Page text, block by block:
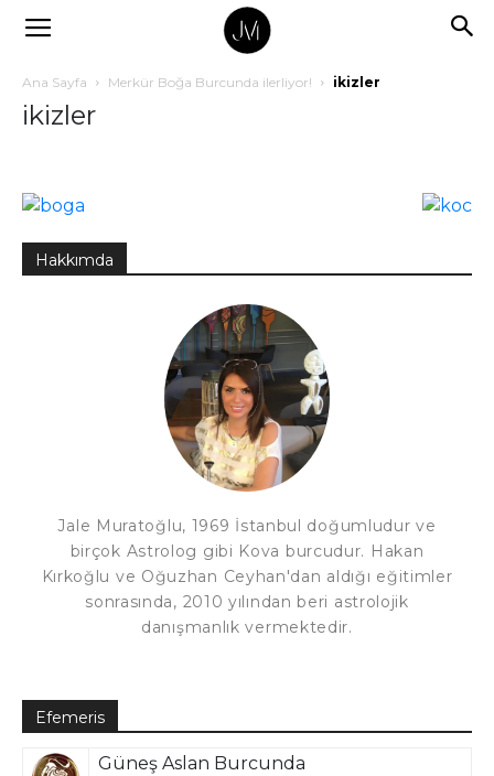
Ana Sayfa Merkür Boğa Burcunda ilerliyor! ikizler
ikizler
Hakkımda
Jale Muratoğlu, 1969 İstanbul doğumludur ve
birçok Astrolog gibi Kova burcudur. Hakan
Kırkoğlu ve Oğuzhan Ceyhan'dan aldığı eğitimler
sonrasında, 2010 yılından beri astrolojik
danışmanlık vermektedir.
Efemeris
Güneş Aslan Burcunda